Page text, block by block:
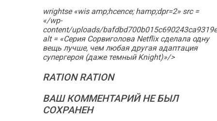
wrightse «wis amp;hcence; hamp;dpr=2» src =
«/wp-
content/uploads/
alt = «Серия Сорвиголова Netflix сделала одну
вещь лучше, чем любая другая адаптация
супергероя (даже темный Knight)»/>
RATION RATION
ВАШ КОММЕНТАРИЙ НЕ БЫЛ
СОХРАНЕН